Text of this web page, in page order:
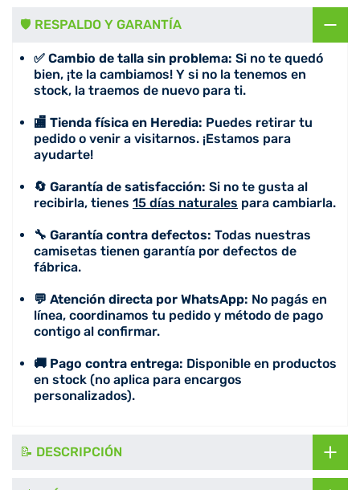
🛡️ RESPALDO Y GARANTÍA
✅ Cambio de talla sin problema: Si no te quedó
bien, ¡te la cambiamos! Y si no la tenemos en
stock, la traemos de nuevo para ti.
🏬 Tienda física en Heredia: Puedes retirar tu
pedido o venir a visitarnos. ¡Estamos para
ayudarte!
🔄 Garantía de satisfacción: Si no te gusta al
recibirla, tienes 15 días naturales para cambiarla.
🔧 Garantía contra defectos: Todas nuestras
camisetas tienen garantía por defectos de
fábrica.
💬 Atención directa por WhatsApp: No pagás en
línea, coordinamos tu pedido y método de pago
contigo al confirmar.
🚚 Pago contra entrega: Disponible en productos
en stock (no aplica para encargos
personalizados).
📝 DESCRIPCIÓN